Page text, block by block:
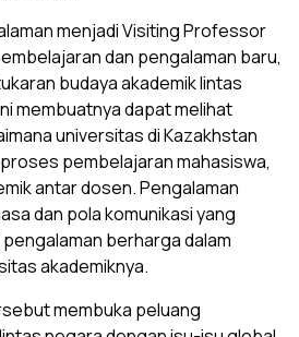
menjadi Visiting Professor
dan pengalaman baru,
budaya akademik lintas
membuatnya dapat melihat
universitas di Kazakhstan
pembelajaran mahasiswa,
antar dosen. Pengalaman
dan pola komunikasi yang
berharga dalam
akademiknya.
membuka peluang